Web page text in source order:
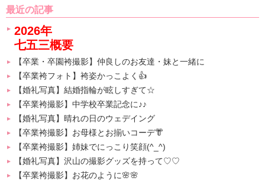
最近の記事
2026年
七五三概要
【卒業・卒園袴撮影】仲良しのお友達・妹と一緒に
【卒業袴フォト】袴姿かっこよく👍
【婚礼写真】結婚指輪が眩しすぎて☆
【卒業袴撮影】中学校卒業記念に♪♪
【婚礼写真】晴れの日のウェデイング
【卒業袴撮影】お母様とお揃いコーデ👘
【卒業袴撮影】姉妹でにっこり笑顔(^_^)
【婚礼写真】沢山の撮影グッズを持って♡♡
【卒業袴撮影】お花のように🌸🌸